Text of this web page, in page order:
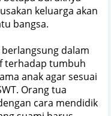
keluarga akan
bangsa.
dalam
terhadap tumbuh
anak agar sesuai
Orang tua
cara mendidik